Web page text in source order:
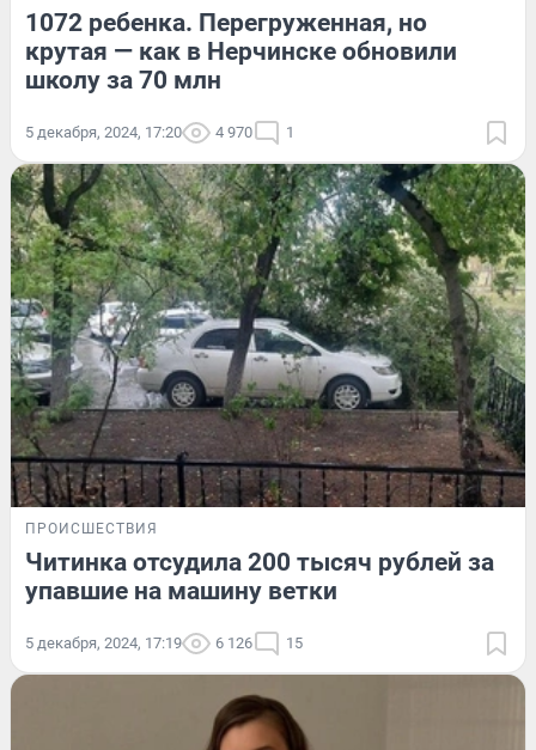
1072 ребенка. Перегруженная, но
крутая — как в Нерчинске обновили
школу за 70 млн
5 декабря, 2024, 17:20 4 970 1
ПРОИСШЕСТВИЯ
Читинка отсудила 200 тысяч рублей за
упавшие на машину ветки
5 декабря, 2024, 17:19 6 126 15